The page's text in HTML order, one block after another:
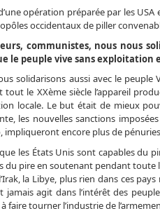
opération préparée par les
occidentaux de piller
communistes, nous nous
le peuple vive sans
solidarisons aussi avec le
tout le XXème siècle l’appareil
locale. Le but était de mieux
les nouvelles sanctions
impliqueront encore plus de
les États Unis sont capables du
du pire en soutenant pendant toute
la Libye, plus rien dans ces
jamais agit dans l’intérêt des
faire tourner l’industrie de